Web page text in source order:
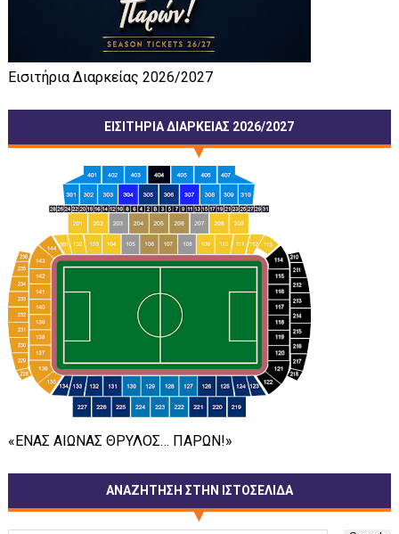
Εισιτήρια Διαρκείας 2026/2027
ΕΙΣΙΤΗΡΙΑ ΔΙΑΡΚΕΙΑΣ 2026/2027
«ΕΝΑΣ ΑΙΩΝΑΣ ΘΡΥΛΟΣ… ΠΑΡΩΝ!»
ΑΝΑΖΗΤΗΣΗ ΣΤΗΝ ΙΣΤΟΣΕΛΙΔΑ